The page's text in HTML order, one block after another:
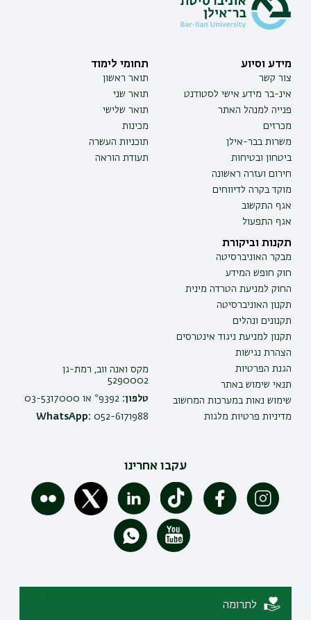
מידע וסיוע
צור קשר
אינ-בר מידע אישי לסטודנט
פנייה למנהל האתר
מכרזים
משרות בבר-אילן
ביטחון ובטיחות
חירום ועזרה ראשונה
מוקד בקרה לדיווחים
אגף התקשוב
אגף התפעול
תחומי לימוד
תואר ראשון
תואר שני
תואר שלישי
מכינות
תוכניות העשרה
תעודת הוראה
תקנות וביקורת
מבקר האוניברסיטה
חוק חופש המידע
החוק למניעת הטרדה מינית
תקנון האוניברסיטה
תקנונים ונהלים
תקנון למניעת ניגוד אינטרסים
הצהרת נגישות
הגנת הפרטיות
תנאי שימוש באתר
שימוש נאות במערכות המחשוב
מדיניות פרטיות מלגות
מקס ואנה ווב, רמת-גן
5290002
טלפון:
WhatsApp: 052-6171988
עקבו אחרינו
לתרומה